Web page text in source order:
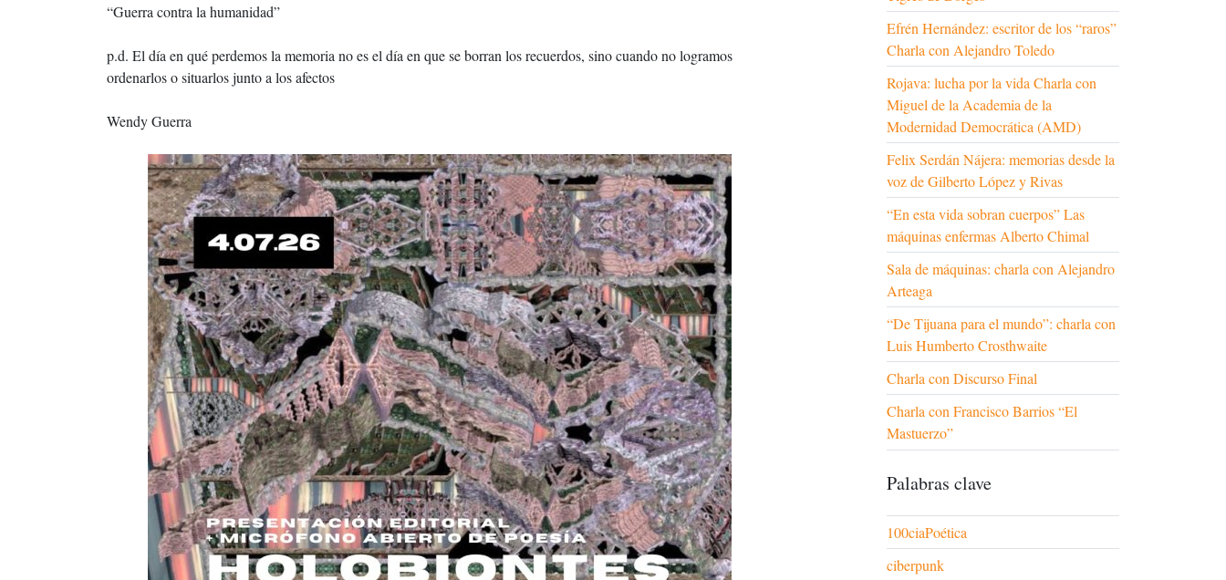
“Guerra contra la humanidad”
p.d. El día en qué perdemos la memoria no es el día en que se borran los recuerdos, sino cuando no logramos
ordenarlos o situarlos junto a los afectos
Wendy Guerra
Efrén Hernández: escritor de los “raros”
Charla con Alejandro Toledo
Rojava: lucha por la vida Charla con
Miguel de la Academia de la
Modernidad Democrática (AMD)
Felix Serdán Nájera: memorias desde la
voz de Gilberto López y Rivas
“En esta vida sobran cuerpos” Las
máquinas enfermas Alberto Chimal
Sala de máquinas: charla con Alejandro
Arteaga
“De Tijuana para el mundo”: charla con
Luis Humberto Crosthwaite
Charla con Discurso Final
Charla con Francisco Barrios “El
Mastuerzo”
Palabras clave
100ciaPoética
ciberpunk